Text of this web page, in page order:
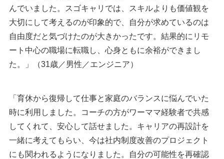
んでいました。スゴキャリでは、スキルよりも価値観を
大切にして考えるのが印象的で、自分が求めているのは
自由度だと気づけたのが大きかったです。結果的にリモ
ート中心の職場に転職し、心身ともに余裕ができまし
た。」（31歳／男性／エンジニア）
「育休から復帰して仕事と家庭のバランスに悩んでいた
時に利用しました。コーチの方がワーママ経験者で共感
してくれて、安心して話せました。キャリアの再設計を
一緒に考えてもらい、今は社内制度改善のプロジェクト
にも関われるようになりました。自分の可能性を再確認